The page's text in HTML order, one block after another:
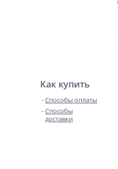
Как купить
Способы оплаты
Способы
доставки